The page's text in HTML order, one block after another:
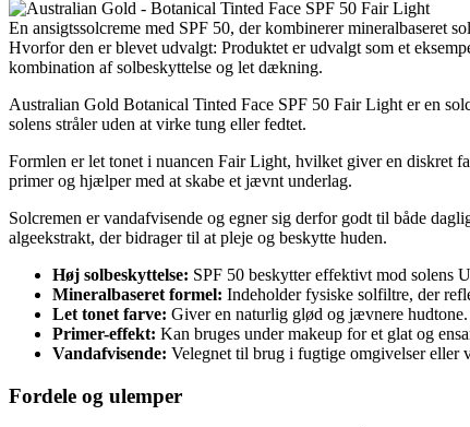
En ansigtssolcreme med SPF 50, der kombinerer mineralbaseret
Hvorfor den er blevet udvalgt: Produktet er udvalgt som et
kombination af solbeskyttelse og let dækning.
Australian Gold Botanical Tinted Face SPF 50 Fair Light er en
solens stråler uden at virke tung eller fedtet.
Formlen er let tonet i nuancen Fair Light, hvilket giver en diskret
primer og hjælper med at skabe et jævnt underlag.
Solcremen er vandafvisende og egner sig derfor godt til både
algeekstrakt, der bidrager til at pleje og beskytte huden.
Høj solbeskyttelse: SPF 50 beskytter effektivt mod solens
Mineralbaseret formel: Indeholder fysiske solfiltre, der
Let tonet farve: Giver en naturlig glød og jævnere hudtone.
Primer-effekt: Kan bruges under makeup for et glat og
Vandafvisende: Velegnet til brug i fugtige omgivelser eller
Fordele og ulemper